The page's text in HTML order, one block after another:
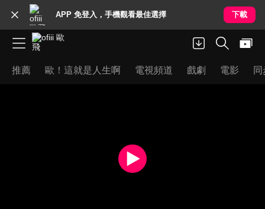
APP 免登入，手機觀看最佳選擇 下載
推薦 歐！這就是人生啊 電視頻道 戲劇 電影